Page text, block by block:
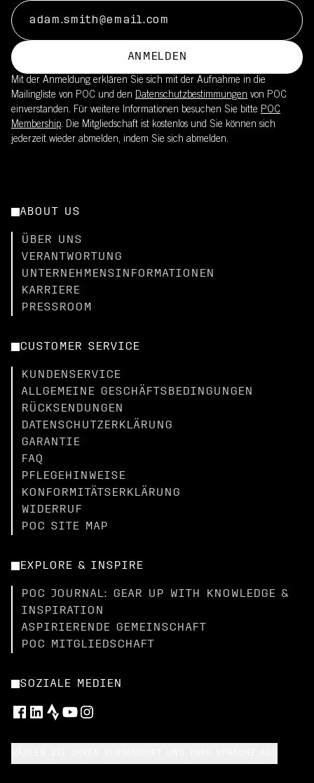
ANMELDEN
Mit der Anmeldung erklären Sie sich mit der Aufnahme in die
Mailingliste von POC und den Datenschutzbestimmungen von POC
einverstanden. Für weitere Informationen besuchen Sie bitte POC
Membership. Die Mitgliedschaft ist kostenlos und Sie können sich
jederzeit wieder abmelden, indem Sie sich abmelden.
ABOUT US
ÜBER UNS
VERANTWORTUNG
UNTERNEHMENSINFORMATIONEN
KARRIERE
PRESSROOM
CUSTOMER SERVICE
KUNDENSERVICE
ALLGEMEINE GESCHÄFTSBEDINGUNGEN
RÜCKSENDUNGEN
DATENSCHUTZERKLÄRUNG
GARANTIE
FAQ
PFLEGEHINWEISE
KONFORMITÄTSERKLÄRUNG
WIDERRUF
POC SITE MAP
EXPLORE & INSPIRE
POC JOURNAL: GEAR UP WITH KNOWLEDGE &
INSPIRATION
ASPIRIERENDE GEMEINSCHAFT
POC MITGLIEDSCHAFT
SOZIALE MEDIEN